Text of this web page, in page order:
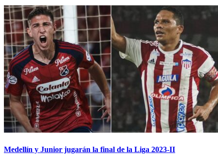
Medellín y Junior jugarán la final de la Liga 2023-II